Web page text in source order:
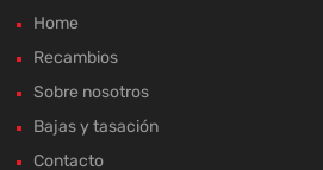
Home
Recambios
Sobre nosotros
Bajas y tasación
Contacto